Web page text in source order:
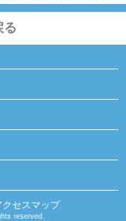
る
クセスマップ
reserved.